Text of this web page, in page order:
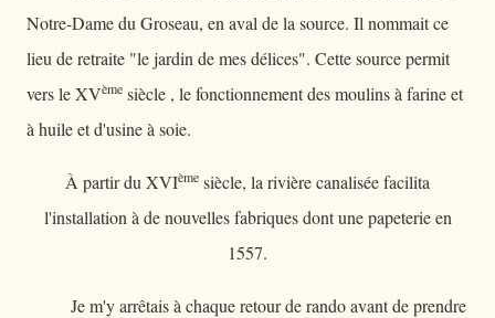
Notre-Dame du Groseau, en aval de la source. Il nommait ce
lieu de retraite "le jardin de mes délices". Cette source permit
vers le XVème siècle , le fonctionnement des moulins à farine et
à huile et d'usine à soie.
À partir du XVIème siècle, la rivière canalisée facilita
l'installation à de nouvelles fabriques dont une papeterie en
1557.
Je m'y arrêtais à chaque retour de rando avant de prendre